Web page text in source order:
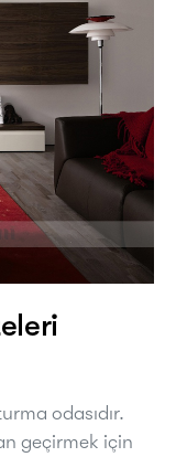
odasıdır.
geçirmek için